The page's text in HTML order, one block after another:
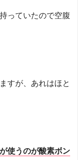
っていたので空腹
すが、あれはほと
使うのが酸素ボン